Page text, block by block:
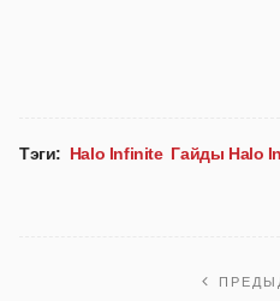
Тэги: Halo Infinite Гайды Halo